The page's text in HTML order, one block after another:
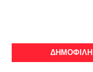
ΔΗΜΟΦΙΛΗ